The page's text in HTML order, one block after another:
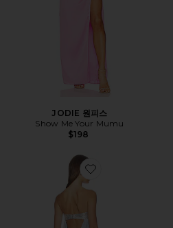
JODIE 원피스
Show Me Your Mumu
$198
Favorite ASHA 원피스